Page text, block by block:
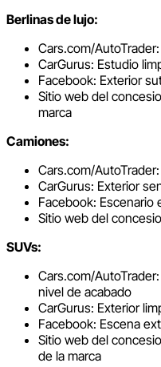
Berlinas de lujo:
Cars.com/
CarGurus: Estudio
Facebook: Exterior
Sitio web del
marca
Camiones:
Cars.com/
CarGurus: Exterior
Facebook: Escenario
Sitio web del
SUVs:
Cars.com/
nivel de acabado
CarGurus: Exterior
Facebook: Escena
Sitio web del
de la marca